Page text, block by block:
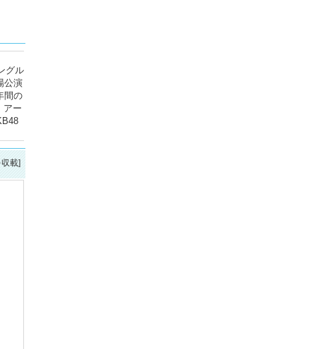
グル
公演
間の
アー
載]